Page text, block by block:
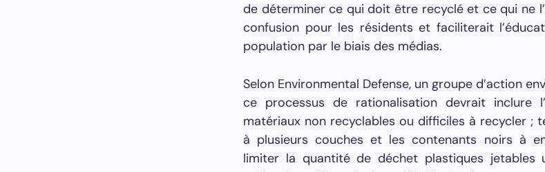
de déterminer ce qui doit être recyclé et ce qui ne
confusion pour les résidents et faciliterait
population par le biais des médias.
Selon Environmental Defense, un groupe d’action
ce processus de rationalisation devrait inclure
matériaux non recyclables ou difficiles à recycler ;
à plusieurs couches et les contenants noirs à
limiter la quantité de déchet plastiques jetables